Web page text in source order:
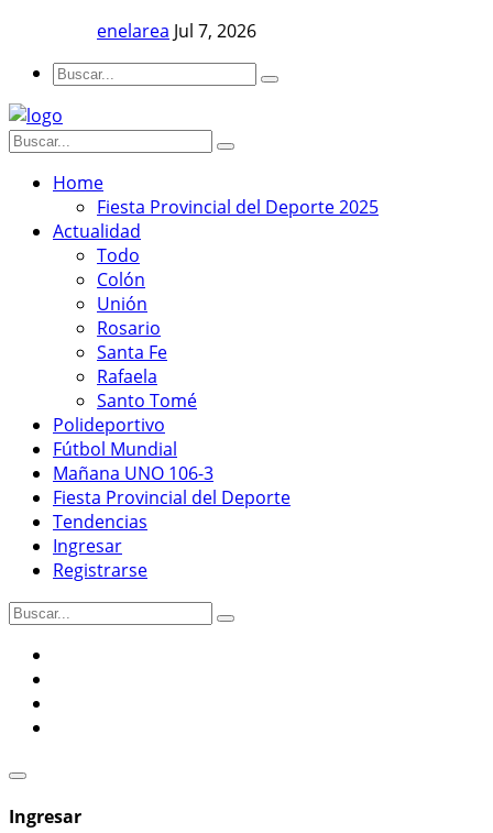
enelarea Jul 7, 2026
Home
Fiesta Provincial del Deporte 2025
Actualidad
Todo
Colón
Unión
Rosario
Santa Fe
Rafaela
Santo Tomé
Polideportivo
Fútbol Mundial
Mañana UNO 106-3
Fiesta Provincial del Deporte
Tendencias
Ingresar
Registrarse
Ingresar